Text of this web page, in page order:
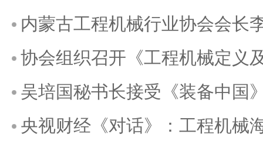
内蒙古工程机械行业协会会长
协会组织召开《工程机械定义
吴培国秘书长接受《装备中国
央视财经《对话》：工程机械